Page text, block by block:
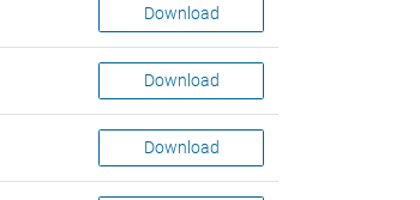
Download
Download
Download